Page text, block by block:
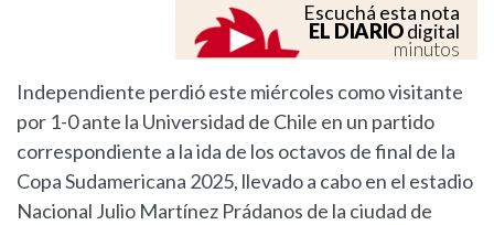
Escuchá esta nota
EL DIARIOdigital
minutos
Independiente perdió este miércoles como visitante
por 1-0 ante la Universidad de Chile en un partido
correspondiente a la ida de los octavos de final de la
Copa Sudamericana 2025, llevado a cabo en el estadio
Nacional Julio Martínez Prádanos de la ciudad de